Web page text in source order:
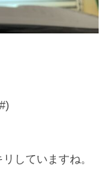
していますね。